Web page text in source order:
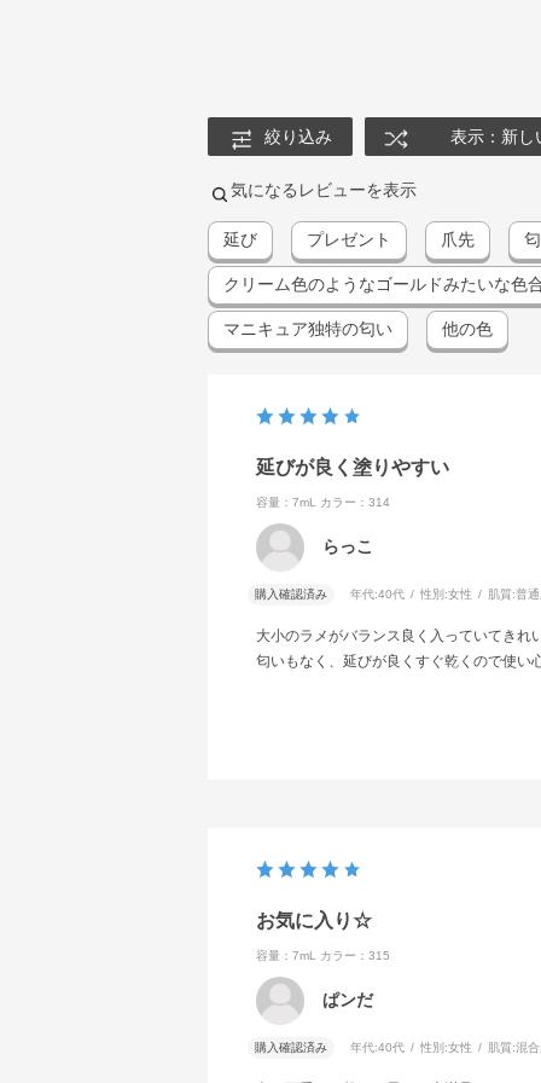
絞り込み 表示：新し
気になるレビューを表示
延び プレゼント 爪先
クリーム色のようなゴールドみたいな色
マニキュア独特の匂い 他の色
延びが良く塗りやすい
容量：7mL カラー：314
らっこ
購入確認済み 年代:40代 性別:女性 肌質:普
大小のラメがバランス良く入っていてき
匂いもなく、延びが良くすぐ乾くので使い
お気に入り☆
容量：7mL カラー：315
ぱンだ
購入確認済み 年代:40代 性別:女性 肌質:混